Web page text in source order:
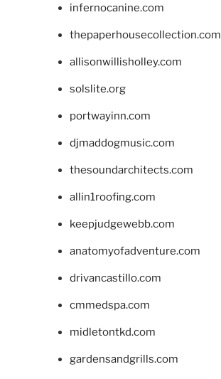
infernocanine.com
thepaperhousecollection.com
allisonwillisholley.com
solslite.org
portwayinn.com
djmaddogmusic.com
thesoundarchitects.com
allin1roofing.com
keepjudgewebb.com
anatomyofadventure.com
drivancastillo.com
cmmedspa.com
midletontkd.com
gardensandgrills.com